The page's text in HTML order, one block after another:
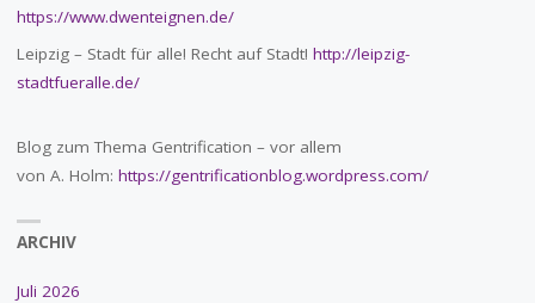
https://www.dwenteignen.de/
Leipzig – Stadt für alle! Recht auf Stadt! http://leipzig-
stadtfueralle.de/
Blog zum Thema Gentrification – vor allem
von A. Holm: https://gentrificationblog.wordpress.com/
ARCHIV
Juli 2026